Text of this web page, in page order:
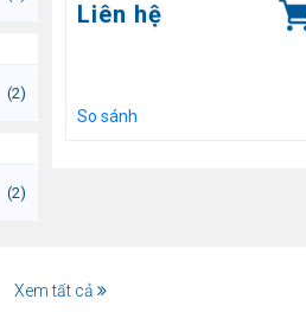
(2)
(2)
C)
Liên hệ
So sánh
Xem tất cả